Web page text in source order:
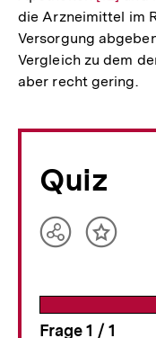
der
Fußnote
die Arzneimittel im
Versorgung
Vergleich zu dem
aber recht gering.
Quiz
TeilenInhalt
Frage1 / von
1